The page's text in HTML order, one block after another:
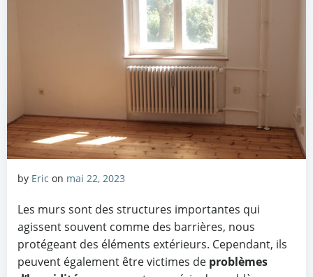
by Eric on mai 22, 2023
Les murs sont des structures importantes qui
agissent souvent comme des barrières, nous
protégeant des éléments extérieurs. Cependant, ils
peuvent également être victimes de problèmes